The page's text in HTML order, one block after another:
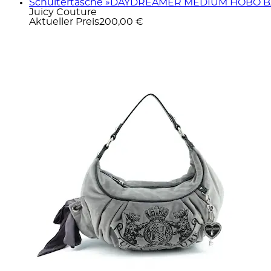
Schultertasche »DAYDREAMER MEDIUM HOBO
Juicy Couture
Aktueller Preis200,00 €